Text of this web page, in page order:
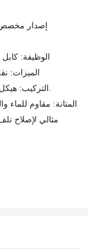
✔ الوظيفة:
✔
✔ المتانة: مقاوم
مثالي لإصلاح